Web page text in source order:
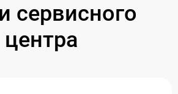
сервисного
центра